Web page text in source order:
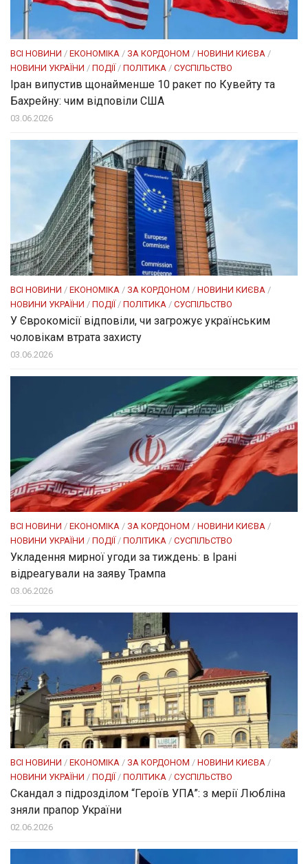
ВСІ НОВИНИ / ЕКОНОМІКА / ЗА КОРДОНОМ / НОВИНИ КИЄВА /
НОВИНИ УКРАЇНИ / ПОДІЇ / ПОЛІТИКА / СУСПІЛЬСТВО
Іран випустив щонайменше 10 ракет по Кувейту та
Бахрейну: чим відповіли США
03.06.2026
ВСІ НОВИНИ / ЕКОНОМІКА / ЗА КОРДОНОМ / НОВИНИ КИЄВА /
НОВИНИ УКРАЇНИ / ПОДІЇ / ПОЛІТИКА / СУСПІЛЬСТВО
У Єврокомісії відповіли, чи загрожує українським
чоловікам втрата захисту
03.06.2026
ВСІ НОВИНИ / ЕКОНОМІКА / ЗА КОРДОНОМ / НОВИНИ КИЄВА /
НОВИНИ УКРАЇНИ / ПОДІЇ / ПОЛІТИКА / СУСПІЛЬСТВО
Укладення мирної угоди за тиждень: в Ірані
відреагували на заяву Трампа
03.06.2026
ВСІ НОВИНИ / ЕКОНОМІКА / ЗА КОРДОНОМ / НОВИНИ КИЄВА /
НОВИНИ УКРАЇНИ / ПОДІЇ / ПОЛІТИКА / СУСПІЛЬСТВО
Скандал з підрозділом “Героїв УПА”: з мерії Любліна
зняли прапор України
02.06.2026